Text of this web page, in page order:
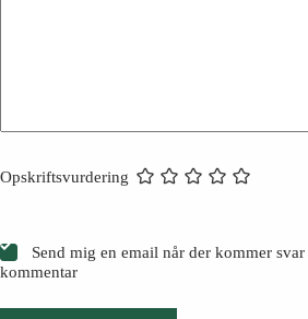
Opskriftsvurdering
Send mig en email når der kommer
kommentar